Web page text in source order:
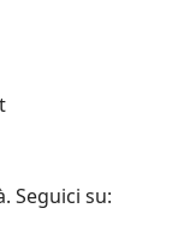
Seguici su: